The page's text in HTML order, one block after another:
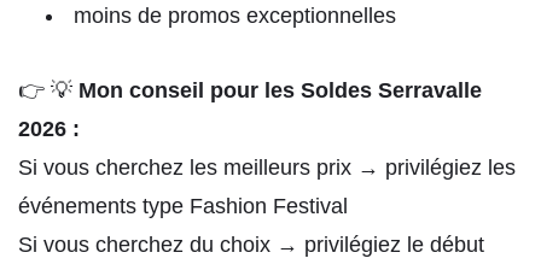
moins de promos exceptionnelles
👉 💡 Mon conseil pour les Soldes Serravalle
2026 :
Si vous cherchez les meilleurs prix → privilégiez les
événements type Fashion Festival
Si vous cherchez du choix → privilégiez le début